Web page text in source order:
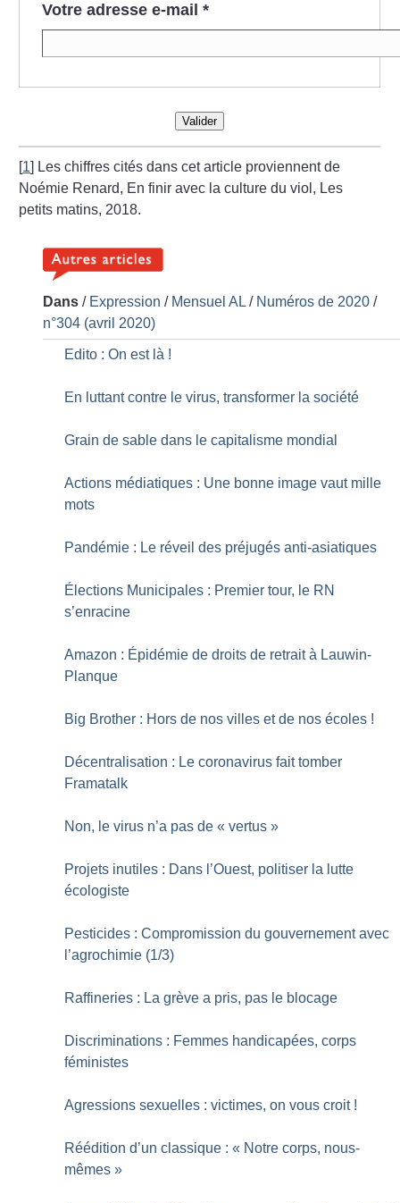
Votre adresse e-mail *
Valider
[1] Les chiffres cités dans cet article proviennent de
Noémie Renard, En finir avec la culture du viol, Les
petits matins, 2018.
Dans / Expression / Mensuel AL / Numéros de 2020 /
n°304 (avril 2020)
Edito : On est là !
En luttant contre le virus, transformer la société
Grain de sable dans le capitalisme mondial
Actions médiatiques : Une bonne image vaut mille
mots
Pandémie : Le réveil des préjugés anti-asiatiques
Élections Municipales : Premier tour, le RN
s’enracine
Amazon : Épidémie de droits de retrait à Lauwin-
Planque
Big Brother : Hors de nos villes et de nos écoles !
Décentralisation : Le coronavirus fait tomber
Framatalk
Non, le virus n’a pas de « vertus »
Projets inutiles : Dans l’Ouest, politiser la lutte
écologiste
Pesticides : Compromission du gouvernement avec
l’agrochimie (1/3)
Raffineries : La grève a pris, pas le blocage
Discriminations : Femmes handicapées, corps
féministes
Agressions sexuelles : victimes, on vous croit !
Réédition d’un classique : « Notre corps, nous-
mêmes »